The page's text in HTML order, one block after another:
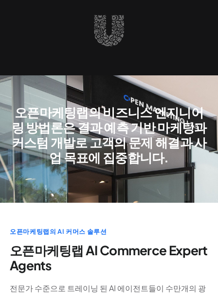
오픈마케팅랩의 비즈니스 엔지니어
링 방법론은 결과 예측 기반 마케팅과
커스텀 개발로 고객의 문제 해결과 사
업 목표에 집중합니다.
오픈마케팅랩의 AI 커머스 솔루션
오픈마케팅랩 AI Commerce Expert
Agents
전문가 수준으로 트레이닝 된 AI 에이전트들이 수만개의 광